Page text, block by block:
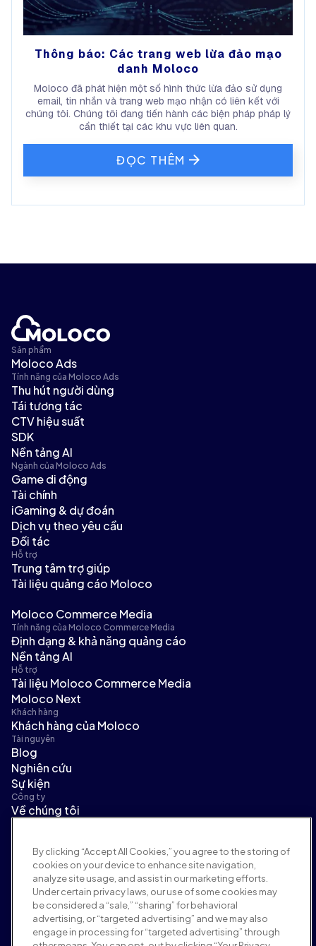
Thông báo: Các trang web lừa đảo mạo
danh Moloco
Moloco đã phát hiện một số hình thức lừa đảo sử dụng
email, tin nhắn và trang web mạo nhận có liên kết với
chúng tôi. Chúng tôi đang tiến hành các biện pháp pháp lý
cần thiết tại các khu vực liên quan.
ĐỌC THÊM
Sản phẩm
Moloco Ads
Tính năng của Moloco Ads
Thu hút người dùng
Tái tương tác
CTV hiệu suất
SDK
Nền tảng AI
Ngành của Moloco Ads
Game di động
Tài chính
iGaming & dự đoán
Dịch vụ theo yêu cầu
Đối tác
Hỗ trợ
Trung tâm trợ giúp
Tài liệu quảng cáo Moloco
Moloco Commerce Media
Tính năng của Moloco Commerce Media
Định dạng & khả năng quảng cáo
Nền tảng AI
Hỗ trợ
Tài liệu Moloco Commerce Media
Moloco Next
Khách hàng
Khách hàng của Moloco
Tài nguyên
Blog
Nghiên cứu
Sự kiện
Công ty
Về chúng tôi
Tuyển dụng
Điều khoản và chính sách
Chính sách quảng cáo
Chính sách an toàn thương hiệu
Chính sách quyền riêng tư
Bảo mật
By clicking “Accept All Cookies,” you agree to the storing of
cookies on your device to enhance site navigation,
analyze site usage, and assist in our marketing efforts.
Under certain privacy laws, our use of some cookies may
be considered a “sale,” “sharing” for behavioral
advertising, or “targeted advertising” and we may also
engage in processing for “targeted advertising” through